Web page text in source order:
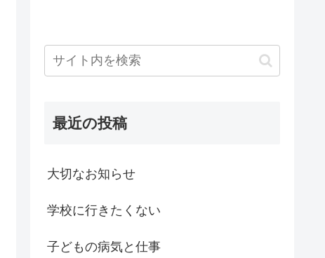
最近の投稿
大切なお知らせ
学校に行きたくない
子どもの病気と仕事